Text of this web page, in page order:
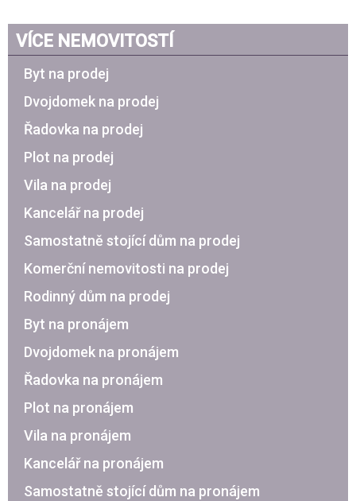
VÍCE NEMOVITOSTÍ
Byt na prodej
Dvojdomek na prodej
Řadovka na prodej
Plot na prodej
Vila na prodej
Kancelář na prodej
Samostatně stojící dům na prodej
Komerční nemovitosti na prodej
Rodinný dům na prodej
Byt na pronájem
Dvojdomek na pronájem
Řadovka na pronájem
Plot na pronájem
Vila na pronájem
Kancelář na pronájem
Samostatně stojící dům na pronájem